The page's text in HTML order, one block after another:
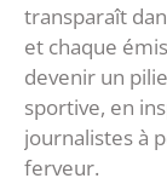
transparaît
et chaque
devenir un
sportive, en
journalistes à
ferveur.